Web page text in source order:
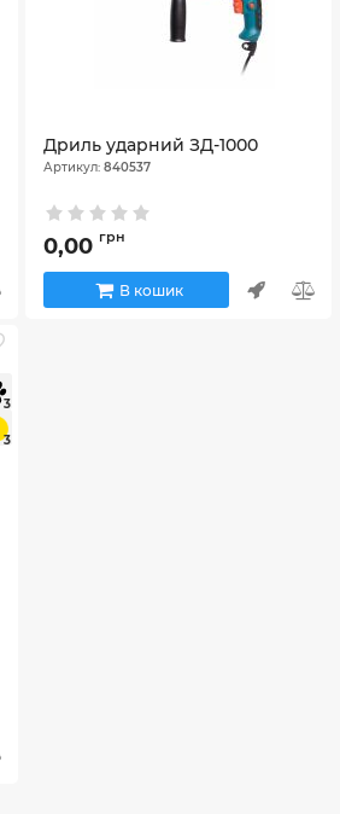
Дриль ударний ЗД-1000
Артикул: 840537
0,00 грн
В кошик
3
3